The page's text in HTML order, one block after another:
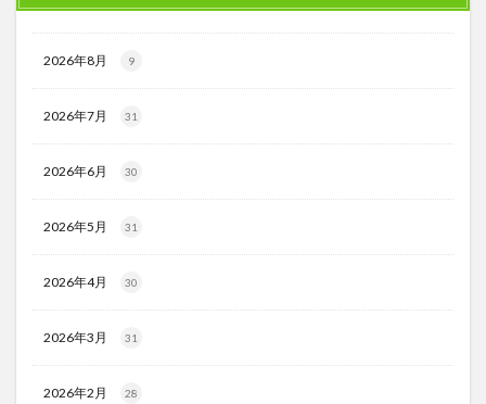
2026年8月 9
2026年7月 31
2026年6月 30
2026年5月 31
2026年4月 30
2026年3月 31
2026年2月 28